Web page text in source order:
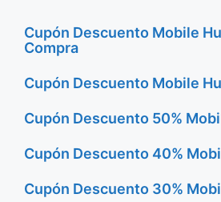
Cupón Descuento Mobile
Compra
Cupón Descuento Mobile
Cupón Descuento 50%
Cupón Descuento 40%
Cupón Descuento 30%